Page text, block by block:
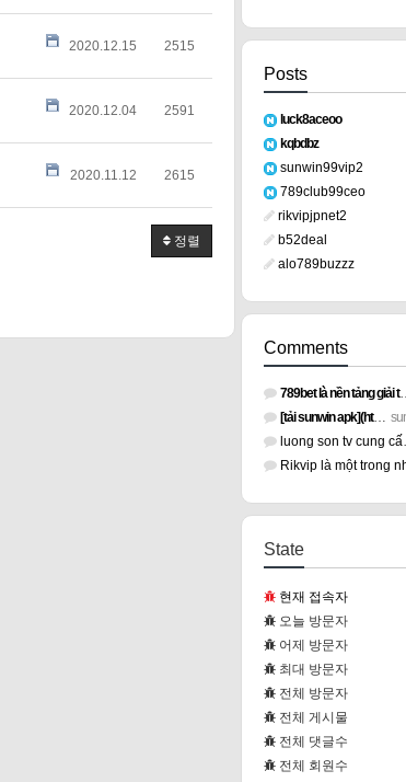
2020.12.15 2515
2020.12.04 2591
2020.11.12 2615
정렬
Posts
luck8aceoo
kqbdbz
sunwin99vip2
789club99ceo
rikvipjpnet2
b52deal
alo789buzzz
Comments
789bet là nền tảng giải trí trực tuyến mang đến nhiều lựa ch…
[tải sunwin apk](https://exventocar.com/) mang đến trải nghi…
luong son tv cung cấp nền tảng xem bóng đá trực tuyến ổn địn…
Rikvip là một trong những nền tảng giải trí trực
State
현재 접속자
오늘 방문자
어제 방문자
최대 방문자
전체 방문자
전체 게시물
전체 댓글수
전체 회원수